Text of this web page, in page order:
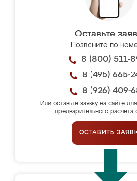
Оставьте
Позвоните по
8 (800) 511-
8 (495) 665-
8 (926) 409-
Или оставьте заявку на сайте
предварительного расчёта
ОСТАВИТЬ